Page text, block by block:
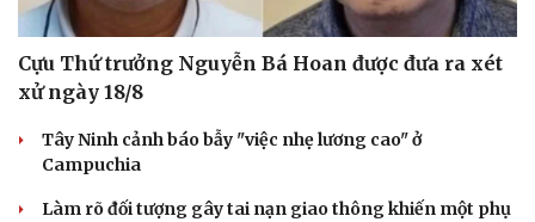
Sân khấu - Điện ảnh
Văn học
Âm nhạc
Di sản
Nghệ sĩ
Thời trang
Sao Việt
Cựu Thứ trưởng Nguyễn Bá Hoan được đưa ra xét
xử ngày 18/8
Tây Ninh cảnh báo bẫy "việc nhẹ lương cao" ở
Campuchia
Làm rõ đối tượng gây tai nạn giao thông khiến một phụ